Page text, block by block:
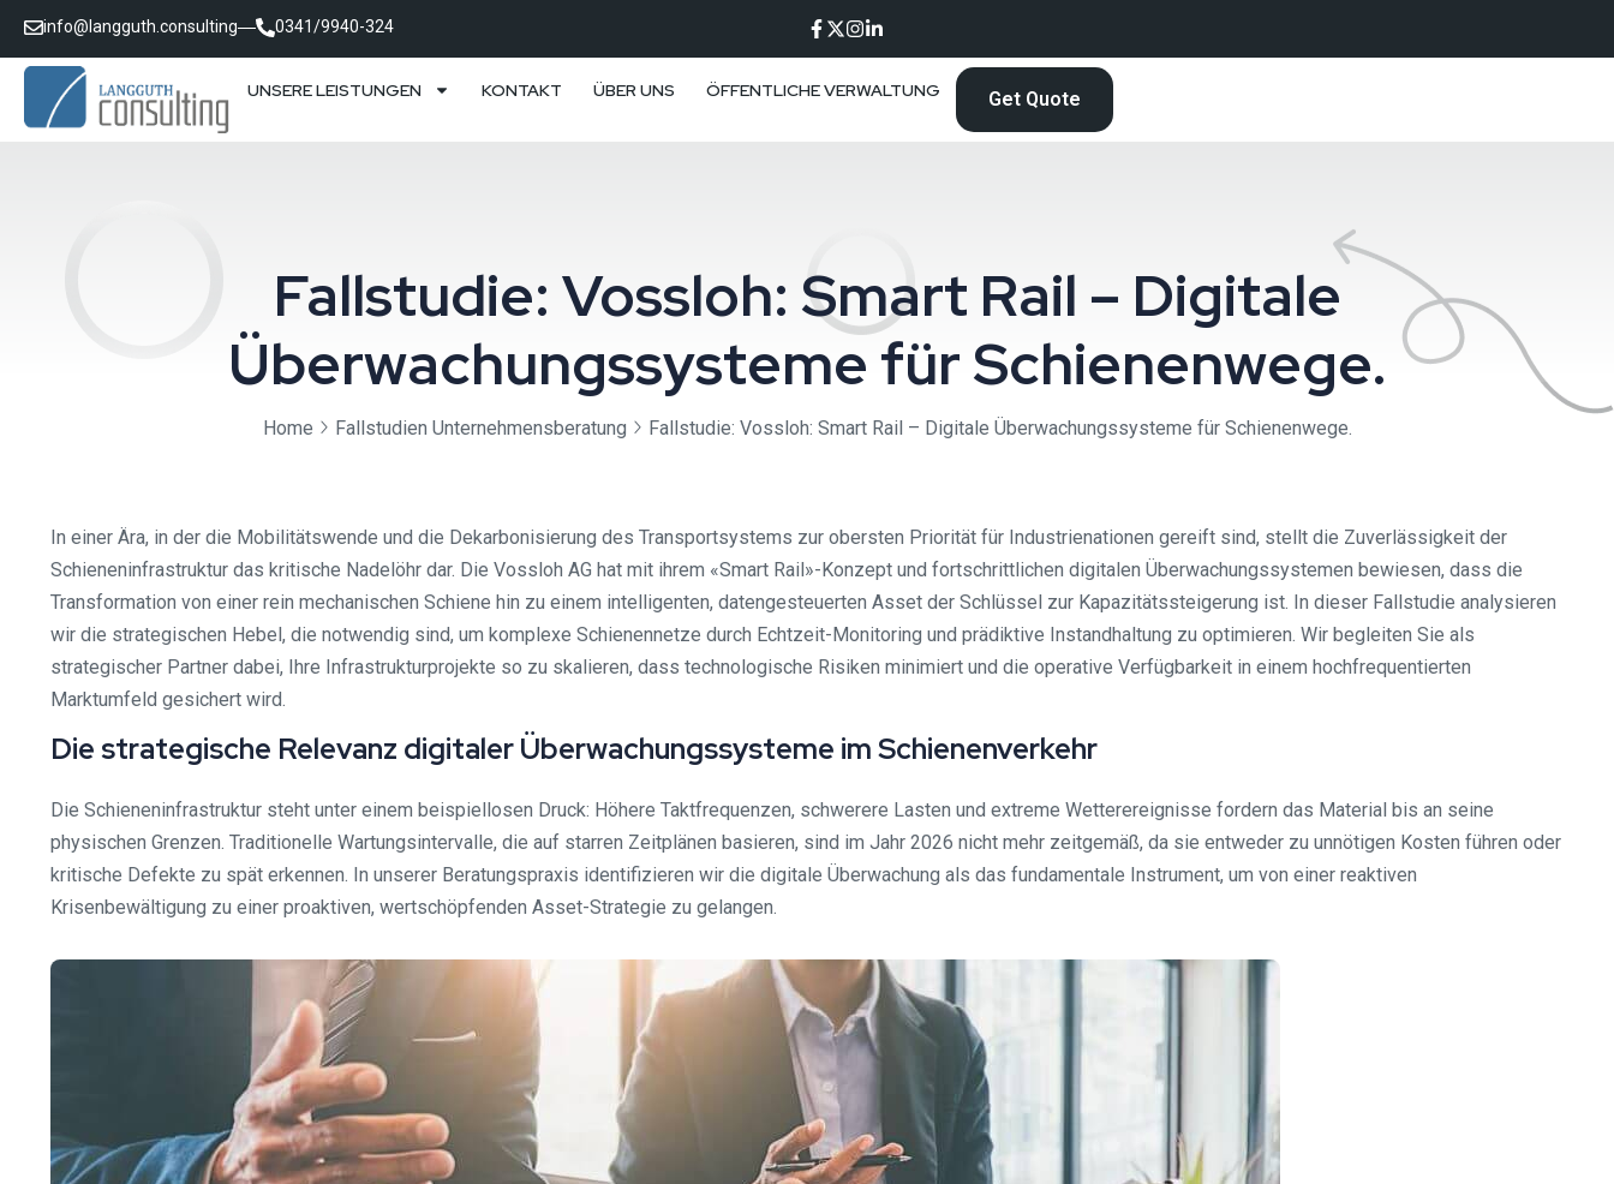
info@langguth.consulting 0341/9940-324
UNSERE LEISTUNGEN KONTAKT ÜBER UNS ÖFFENTLICHE VERWALTUNG Get Quote
Fallstudie: Vossloh: Smart Rail – Digitale
Überwachungssysteme für Schienenwege.
Home Fallstudien Unternehmensberatung Fallstudie: Vossloh: Smart Rail – Digitale Überwachungssysteme für Schienenwege.
In einer Ära, in der die Mobilitätswende und die Dekarbonisierung des Transportsystems zur obersten Priorität für Industrienationen gereift sind, stellt die Zuverlässigkeit der
Schieneninfrastruktur das kritische Nadelöhr dar. Die Vossloh AG hat mit ihrem «Smart Rail»-Konzept und fortschrittlichen digitalen Überwachungssystemen bewiesen, dass die
Transformation von einer rein mechanischen Schiene hin zu einem intelligenten, datengesteuerten Asset der Schlüssel zur Kapazitätssteigerung ist. In dieser Fallstudie analysieren
wir die strategischen Hebel, die notwendig sind, um komplexe Schienennetze durch Echtzeit-Monitoring und prädiktive Instandhaltung zu optimieren. Wir begleiten Sie als
strategischer Partner dabei, Ihre Infrastrukturprojekte so zu skalieren, dass technologische Risiken minimiert und die operative Verfügbarkeit in einem hochfrequentierten
Marktumfeld gesichert wird.
Die strategische Relevanz digitaler Überwachungssysteme im Schienenverkehr
Die Schieneninfrastruktur steht unter einem beispiellosen Druck: Höhere Taktfrequenzen, schwerere Lasten und extreme Wetterereignisse fordern das Material bis an seine
physischen Grenzen. Traditionelle Wartungsintervalle, die auf starren Zeitplänen basieren, sind im Jahr 2026 nicht mehr zeitgemäß, da sie entweder zu unnötigen Kosten führen oder
kritische Defekte zu spät erkennen. In unserer Beratungspraxis identifizieren wir die digitale Überwachung als das fundamentale Instrument, um von einer reaktiven
Krisenbewältigung zu einer proaktiven, wertschöpfenden Asset-Strategie zu gelangen.